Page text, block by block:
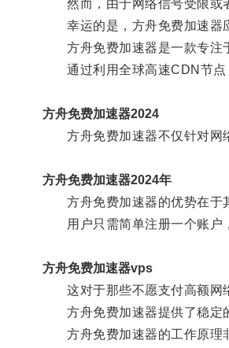
然而，由于网络信号受限或者
幸运的是，方舟免费加速器应
方舟免费加速器是一款专注于
通过利用全球高速CDN节点，
方舟免费加速器2024
方舟免费加速器不仅针对网络
方舟免费加速器2024年
方舟免费加速器的优势在于
用户只需简单注册一个账户，
方舟免费加速器vps
这对于那些不愿支付高额网
方舟免费加速器提供了稳定的
方舟免费加速器的工作原理